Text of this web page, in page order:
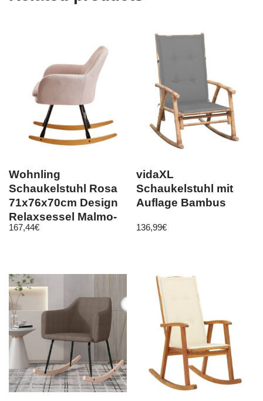
Wohnling
Schaukelstuhl Rosa
71x76x70cm Design
Relaxsessel Malmo-
Stoff / Holz | Schwin
167,44€
vidaXL
Schaukelstuhl mit
Auflage Bambus
136,99€